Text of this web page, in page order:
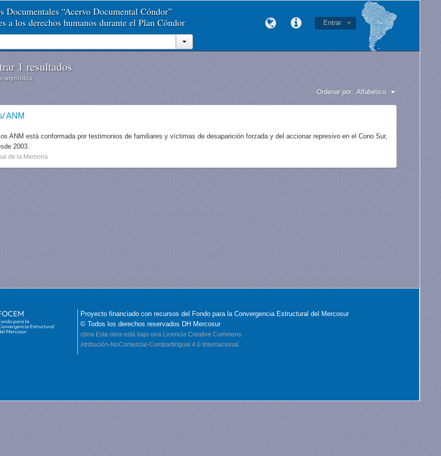
Documentales “Acervo Documental Cóndor”
a los derechos humanos durante el Plan Cóndor
Entrar
1 resultados
arquivística
Ordenar por: Alfabético
ANM
ANM está conformada por testimonios de familiares y víctimas de desaparición forzada y del accionar represivo en el Cono Sur,
2003.
de la Memoria
Proyecto financiado con recursos del Fondo para la Convergencia Estructural del Mercosur
© Todos los derechos reservados DH Mercosur
cbna Esta obra está bajo una Licencia Creative Commons
Atribución-NoComercial-CompartirIgual 4.0 Internacional.